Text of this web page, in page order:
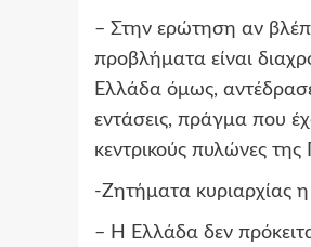
– Στην ερώτηση αν
προβλήματα είναι
Ελλάδα όμως,
εντάσεις, πράγμα που
κεντρικούς πυλώνες
-Ζητήματα κυριαρχίας
– Η Ελλάδα δεν